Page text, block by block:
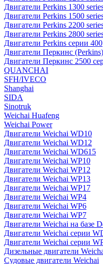
Двигатели Perkins 1300
Двигатели Perkins 1500
Двигатели Perkins 2200
Двигатели Perkins 2800
Двигатели Perkins серии 400
Двигатели Перкинс
Двигатели Перкинс 2500
QUANCHAI
SFH/IVECO
Shanghai
SIDA
Sinotruk
Weichai Huafeng
Weichai Power
Двигатели Weichai WD10
Двигатели Weichai WD12
Двигатели Weichai WD615
Двигатели Weichai WP10
Двигатели Weichai WP12
Двигатели Weichai WP13
Двигатели Weichai WP17
Двигатели Weichai WP4
Двигатели Weichai WP6
Двигатели Weichai WP7
Двигатели Weichai на базе
Двигатели Weichai серии
Двигатели Weichai серии
Дизельные двигатели
Судовые двигатели Weichai